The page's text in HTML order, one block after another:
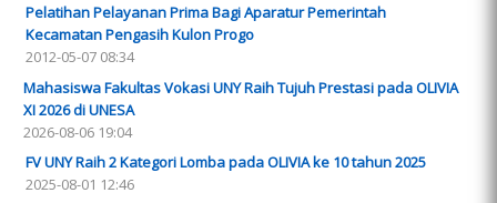
Pelatihan Pelayanan Prima Bagi Aparatur Pemerintah
Kecamatan Pengasih Kulon Progo
2012-05-07 08:34
Mahasiswa Fakultas Vokasi UNY Raih Tujuh Prestasi pada OLIVIA
XI 2026 di UNESA
2026-08-06 19:04
FV UNY Raih 2 Kategori Lomba pada OLIVIA ke 10 tahun 2025
2025-08-01 12:46